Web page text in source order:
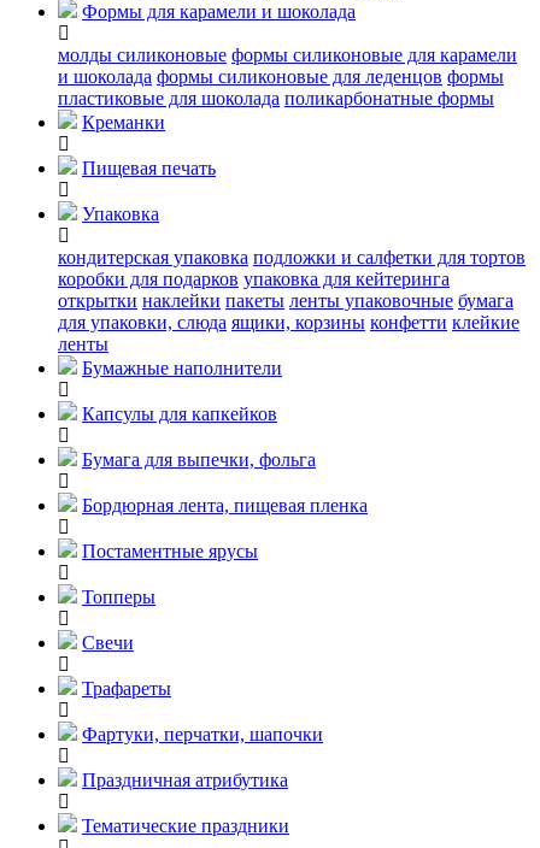
Формы для карамели и шоколада
молды силиконовые формы силиконовые для карамели
и шоколада формы силиконовые для леденцов формы
пластиковые для шоколада поликарбонатные формы
Креманки
Пищевая печать
Упаковка
кондитерская упаковка подложки и салфетки для тортов
коробки для подарков упаковка для кейтеринга
открытки наклейки пакеты ленты упаковочные бумага
для упаковки, слюда ящики, корзины конфетти клейкие
ленты
Бумажные наполнители
Капсулы для капкейков
Бумага для выпечки, фольга
Бордюрная лента, пищевая пленка
Постаментные ярусы
Топперы
Свечи
Трафареты
Фартуки, перчатки, шапочки
Праздничная атрибутика
Тематические праздники